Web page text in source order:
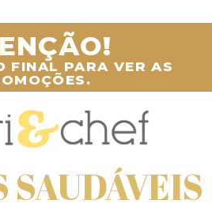
FINAL PARA VER AS
SAUDÁVEIS